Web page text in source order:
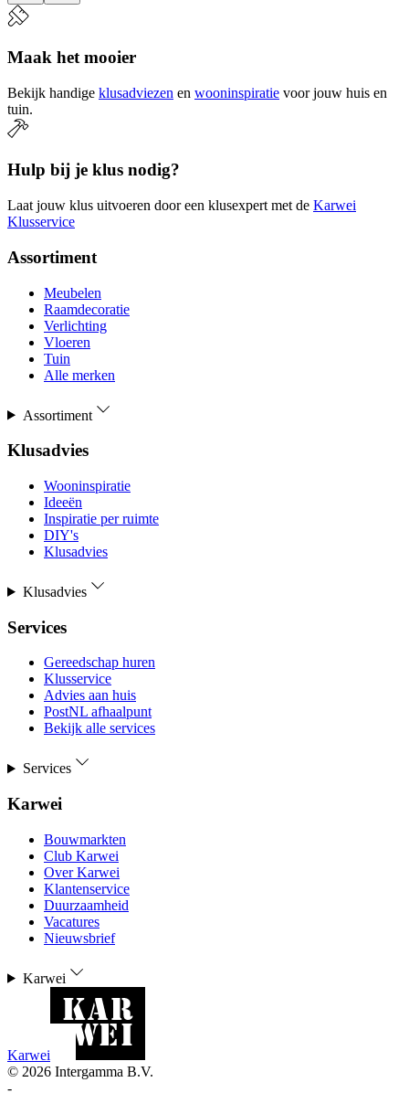
Maak het mooier
Bekijk handige klusadviezen en wooninspiratie voor jouw huis en
tuin.
Hulp bij je klus nodig?
Laat jouw klus uitvoeren door een klusexpert met de Karwei
Klusservice
Assortiment
Meubelen
Raamdecoratie
Verlichting
Vloeren
Tuin
Alle merken
Assortiment
Klusadvies
Wooninspiratie
Ideeën
Inspiratie per ruimte
DIY's
Klusadvies
Klusadvies
Services
Gereedschap huren
Klusservice
Advies aan huis
PostNL afhaalpunt
Bekijk alle services
Services
Karwei
Bouwmarkten
Club Karwei
Over Karwei
Klantenservice
Duurzaamheid
Vacatures
Nieuwsbrief
Karwei
Karwei
© 2026 Intergamma B.V.
-